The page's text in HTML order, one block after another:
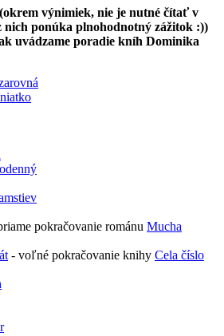
výnimiek, nie je nutné čítať v
nich ponúka plnohodnotný zážitok :))
uvádzame poradie kníh Dominika
pokračovanie románu Mucha
- voľné pokračovanie knihy Cela číslo